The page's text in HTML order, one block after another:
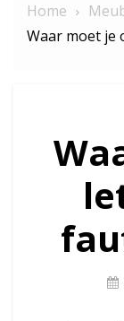
Home
Waar moet je